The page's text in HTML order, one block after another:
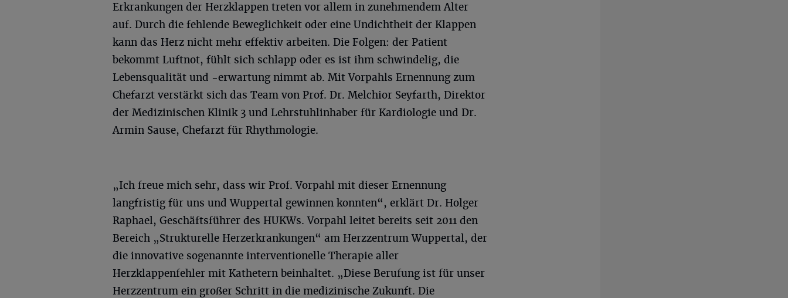
Erkrankungen der Herzklappen treten vor allem in zunehmendem Alter
auf. Durch die fehlende Beweglichkeit oder eine Undichtheit der Klappen
kann das Herz nicht mehr effektiv arbeiten. Die Folgen: der Patient
bekommt Luftnot, fühlt sich schlapp oder es ist ihm schwindelig, die
Lebensqualität und -erwartung nimmt ab. Mit Vorpahls Ernennung zum
Chefarzt verstärkt sich das Team von Prof. Dr. Melchior Seyfarth, Direktor
der Medizinischen Klinik 3 und Lehrstuhlinhaber für Kardiologie und Dr.
Armin Sause, Chefarzt für Rhythmologie.
„Ich freue mich sehr, dass wir Prof. Vorpahl mit dieser Ernennung
langfristig für uns und Wuppertal gewinnen konnten“, erklärt Dr. Holger
Raphael, Geschäftsführer des HUKWs. Vorpahl leitet bereits seit 2011 den
Bereich „Strukturelle Herzerkrankungen“ am Herzzentrum Wuppertal, der
die innovative sogenannte interventionelle Therapie aller
Herzklappenfehler mit Kathetern beinhaltet. „Diese Berufung ist für unser
Herzzentrum ein großer Schritt in die medizinische Zukunft. Die